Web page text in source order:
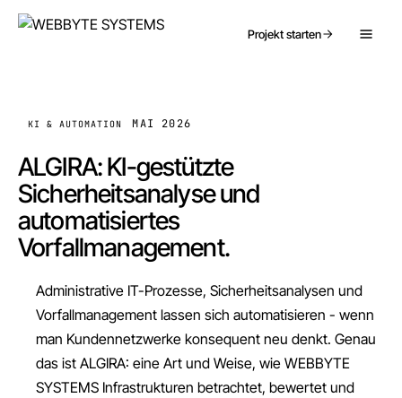
Projekt starten
KI & AUTOMATION MAI 2026
ALGIRA: KI-gestützte
Sicherheitsanalyse und
automatisiertes
Vorfallmanagement.
Administrative IT-Prozesse, Sicherheitsanalysen und
Vorfallmanagement lassen sich automatisieren - wenn
man Kundennetzwerke konsequent neu denkt. Genau
das ist ALGIRA: eine Art und Weise, wie WEBBYTE
SYSTEMS Infrastrukturen betrachtet, bewertet und